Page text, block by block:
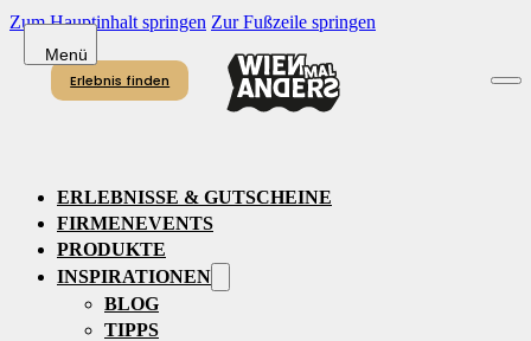
Zum Hauptinhalt springen Zur Fußzeile springen
Erlebnis finden
ERLEBNISSE & GUTSCHEINE
FIRMENEVENTS
PRODUKTE
INSPIRATIONEN
BLOG
TIPPS